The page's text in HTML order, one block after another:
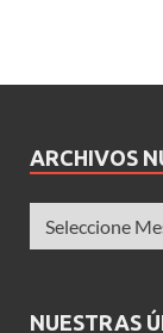
ARCHIVOS
NUESTRAS